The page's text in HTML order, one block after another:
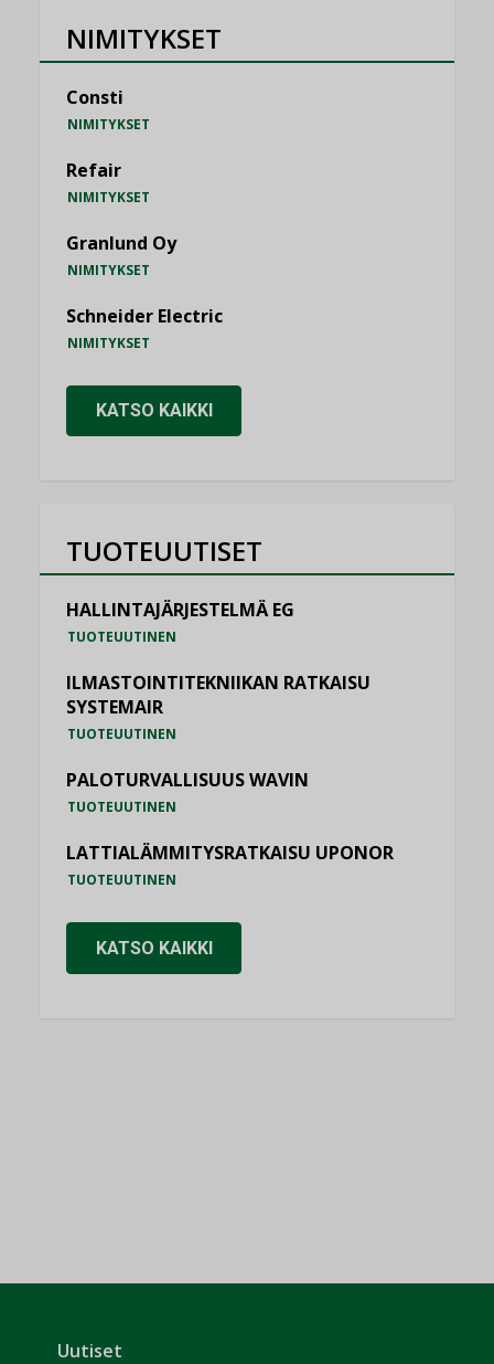
NIMITYKSET
Consti
NIMITYKSET
Refair
NIMITYKSET
Granlund Oy
NIMITYKSET
Schneider Electric
NIMITYKSET
KATSO KAIKKI
TUOTEUUTISET
HALLINTAJÄRJESTELMÄ EG
TUOTEUUTINEN
ILMASTOINTITEKNIIKAN RATKAISU
SYSTEMAIR
TUOTEUUTINEN
PALOTURVALLISUUS WAVIN
TUOTEUUTINEN
LATTIALÄMMITYSRATKAISU UPONOR
TUOTEUUTINEN
KATSO KAIKKI
Uutiset